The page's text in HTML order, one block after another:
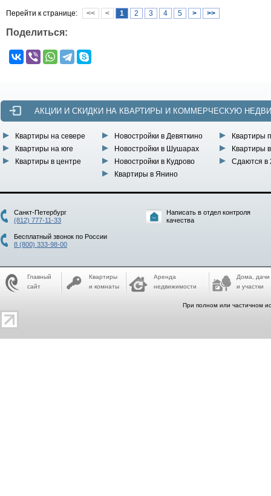
Перейти к странице: << < 1 2 3 4 5 > >>
Поделиться:
АКЦИИ И СКИДКИ НА КВАРТИРЫ И КОММЕРЧЕСКУЮ
Квартиры на севере
Квартиры на юге
Квартиры в центре
Новостройки в Девяткино
Новостройки в Шушарах
Новостройки в Кудрово
Квартиры в Янино
Квартиры
Квартиры
Сдаются в
Санкт-Петербург
(812) 777-11-33
Бесплатный звонок по России
8 (800) 333-98-00
Написать в отдел контроля
качества
Главный
сайт
Квартиры
и комнаты
Аренда
недвижимости
Дома, дачи
и участки
При полном или частичном